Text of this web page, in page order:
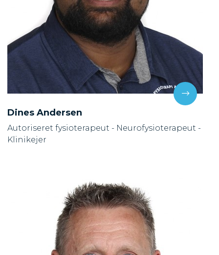
Dines Andersen
Autoriseret fysioterapeut - Neurofysioterapeut -
Klinikejer